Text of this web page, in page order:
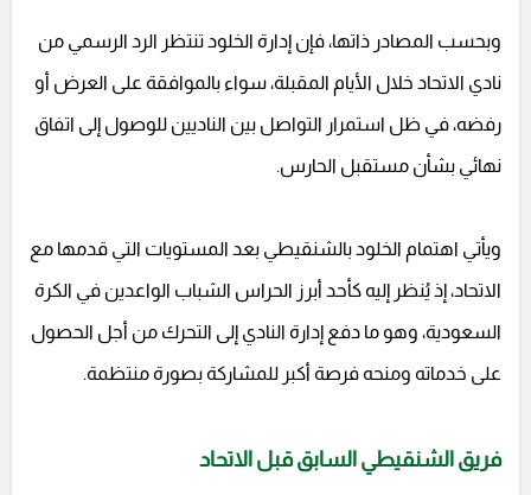
وبحسب المصادر ذاتها، فإن إدارة الخلود تنتظر الرد الرسمي من
نادي الاتحاد خلال الأيام المقبلة، سواء بالموافقة على العرض أو
رفضه، في ظل استمرار التواصل بين الناديين للوصول إلى اتفاق
نهائي بشأن مستقبل الحارس.
ويأتي اهتمام الخلود بالشنقيطي بعد المستويات التي قدمها مع
الاتحاد، إذ يُنظر إليه كأحد أبرز الحراس الشباب الواعدين في الكرة
السعودية، وهو ما دفع إدارة النادي إلى التحرك من أجل الحصول
على خدماته ومنحه فرصة أكبر للمشاركة بصورة منتظمة.
فريق الشنقيطي السابق قبل الاتحاد